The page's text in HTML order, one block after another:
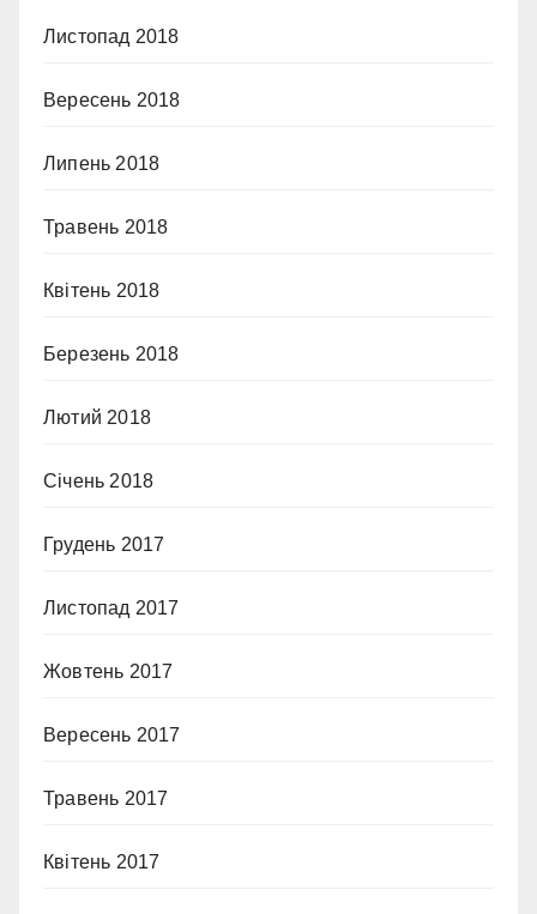
Листопад 2018
Вересень 2018
Липень 2018
Травень 2018
Квітень 2018
Березень 2018
Лютий 2018
Січень 2018
Грудень 2017
Листопад 2017
Жовтень 2017
Вересень 2017
Травень 2017
Квітень 2017